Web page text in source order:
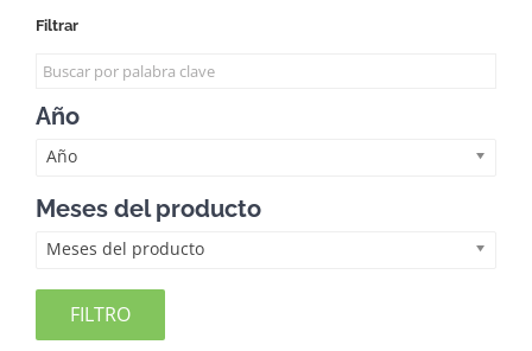
Filtrar
Año
Año
Meses del producto
Meses del producto
FILTRO